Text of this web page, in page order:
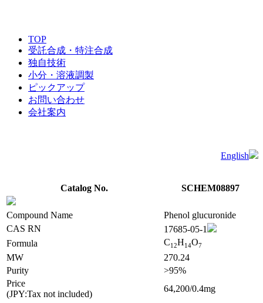
TOP
受託合成・特注合成
独自技術
小分・溶液調製
ピックアップ
お問い合わせ
会社案内
English
Catalog No. SCHEM08897
Compound Name
Phenol glucuronide
CAS RN
17685-05-1
Formula
C12H14O7
MW
270.24
Purity
>95%
Price
(JPY:Tax not included)
64,200/0.4mg